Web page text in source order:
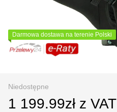
Darmowa dostawa na terenie Polski
Niedostępne
1 199.99zł z VAT